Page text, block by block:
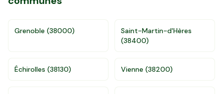
Grenoble (38000)
Saint-Martin-d'Hères
(38400)
Échirolles (38130) Vienne (38200)